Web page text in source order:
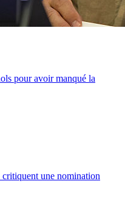
pour avoir manqué la
une nomination